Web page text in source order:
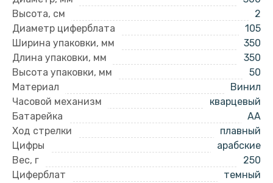
Высота, см
2
Диаметр циферблата
105
Ширина упаковки, мм
350
Длина упаковки, мм
350
Высота упаковки, мм
50
Материал
Винил
Часовой механизм
кварцевый
Батарейка
AA
Ход стрелки
плавный
Цифры
арабские
Вес, г
250
Циферблат
темный